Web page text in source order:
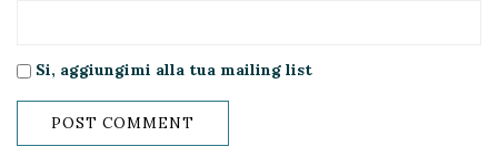
Si, aggiungimi alla tua mailing list